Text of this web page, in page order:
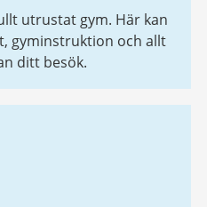
utrustat gym. Här kan
gyminstruktion och allt
ditt besök.